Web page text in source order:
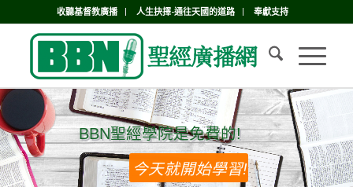
收聽基督教廣播 人生抉擇-通往天國的道路 奉獻支持
BBN聖經學院是免費的!
BBN聖經學院是免費的!
今天就開始學習!